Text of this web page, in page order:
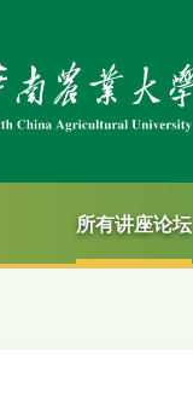
所有讲座论坛